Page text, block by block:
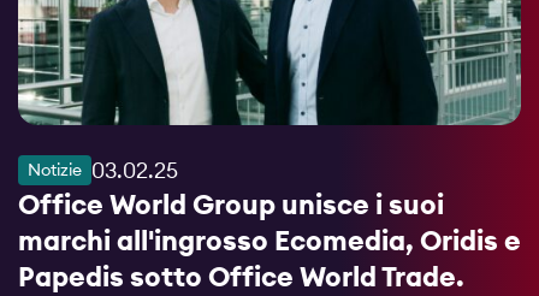
Notizie 03.02.25
Office World Group unisce i suoi
marchi all'ingrosso Ecomedia, Oridis e
Papedis sotto Office World Trade.